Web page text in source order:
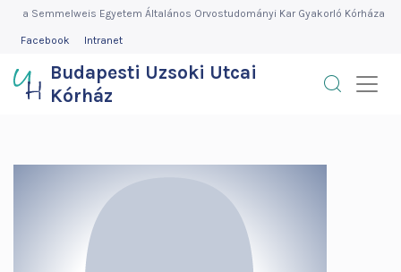
Budapesti
Uzsoki
Utcai
Ugrása Semmelweis Egyetem Általános Orvostudományi Kar Gyakorló Kórháza
MENÜ
Facebook Intranet
Budapesti Uzsoki Utcai
Kórház